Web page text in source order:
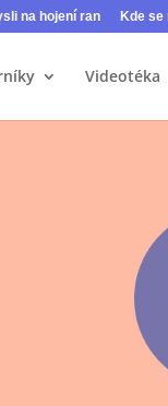
na hojení ran Kde se
Videotéka